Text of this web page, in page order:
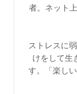
者。ネット
ストレスに
けをして生
す。「楽し